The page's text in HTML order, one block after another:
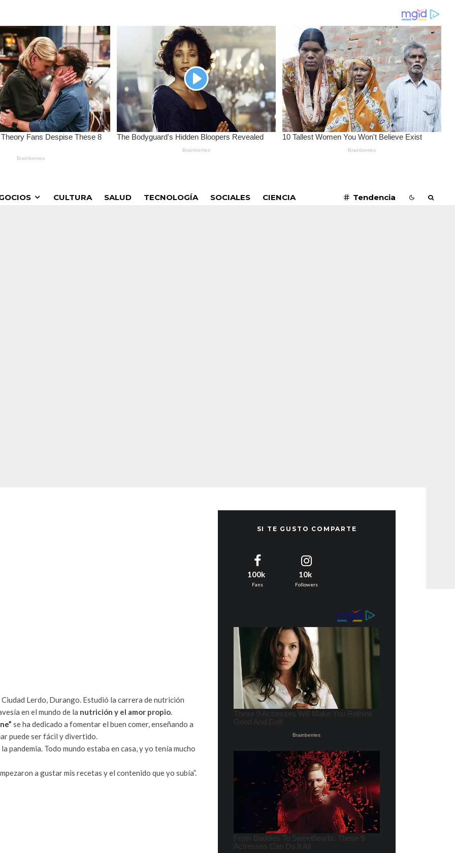
CULTURA SALUD TECNOLOGÍA SOCIALES CIENCIA Tendencia
Lerdo, Durango. Estudió la carrera de nutrición
en el mundo de la nutrición y el amor propio.
se ha dedicado a fomentar el buen comer, enseñando a
puede ser fácil y divertido.
pandemia. Todo mundo estaba en casa, y yo tenía mucho
a gustar mis recetas y el contenido que yo subía”.
SI TE GUSTO COMPARTE
100k
Fans
10k
Followers